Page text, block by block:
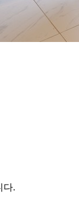
다.